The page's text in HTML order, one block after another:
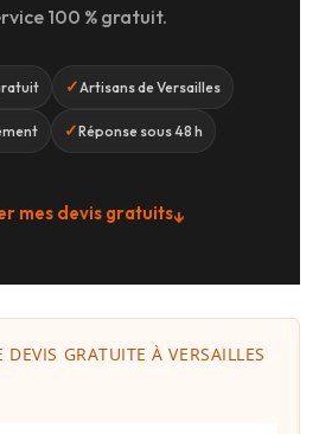
100 % gratuit.
✓Artisans de Versailles
✓Réponse sous 48 h
mes devis gratuits↓
GRATUITE À VERSAILLES